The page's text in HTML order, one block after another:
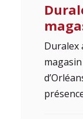
Duralex